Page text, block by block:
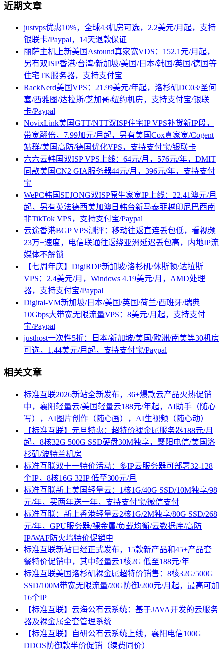
近期文章
justvps优惠10%，全球43机房可选，2.2美元/月起，支持
银联卡/Paypal，14天退款保证
丽萨主机上新美国Astound真家宽VDS：152.1元/月起，
另有双ISP香港/台湾/新加坡/美国/日本/韩国/英国/德国等
住宅TK服务器，支持支付宝
RackNerd美国VPS：21.99美元/年起，洛杉矶DC03/圣何
塞/西雅图/达拉斯/芝加哥/纽约机房，支持支付宝/银联
卡/Paypal
NovixLink美国GTT/NTT双ISP住宅IP VPS补货新IP段，
带宽翻倍，7.99加元/月起，另有美国Cox真家宽/Cogent
站群/美国高防/德国优化VPS，支持支付宝/银联卡
六六云韩国双ISP VPS上线：64元/月，576元/年，DMIT
同款美国CN2 GIA服务器44元/月，396元/年，支持支付
宝
WePC韩国SEJONG双ISP原生家宽IP上线：22.41澳元/月
起，另有英法德西美加澳日韩台新马泰菲越印尼巴西南
非TikTok VPS，支持支付宝/Paypal
云途香港BGP VPS测评：移动往返直连丢包低，看视频
23万+速度，电信联通往返绕亚洲延迟丢包高，内地IP流
媒体不解锁
【七周年庆】DigiRDP新加坡/洛杉矶/休斯顿/达拉斯
VPS：2.4美元/月，Windows 4.19美元/月，AMD处理
器，支持支付宝/Paypal
Digital-VM新加坡/日本/美国/英国/荷兰/西班牙/瑞典
10Gbps大带宽无限流量VPS：8美元/月起，支持支付
宝/Paypal
justhost一次性5折：日本/新加坡/美国/欧洲/南美等30机房
可选，1.44美元/月起，支持支付宝/Paypal
相关文章
标准互联2026新站全新发布，36+爆款云产品火热促销
中，襄阳轻量云/美国轻量云188元/年起，AI助手（随心
写），AI图片创作（随心画），AI生视频（随心动）
【标准互联】元旦特惠：超特价裸金属服务器188元/月
起，8核32G 500G SSD硬盘30M独享，襄阳电信/美国洛
杉矶/波特兰机房
标准互联双十一特价活动：多IP云服务器可部署32-128
个IP，8核16G 32IP 低至300元/月
标准互联新上美国轻量云：1核1G/40G SSD/10M独享/98
元/年，买两年送一年，支持支付宝/微信支付
标准互联：新上香港轻量云2核1G/2M独享/80G SSD/268
元/年，GPU服务器/裸金属/负载均衡/云数据库/高防
IP/WAF防火墙特价促销中
标准互联新站已经正式发布，15款新产品和45+产品套
餐特价促销中，其中轻量云1核2G 低至188元/年
标准互联美国洛杉矶裸金属超特价销售：8核32G/500G
SSD/100M带宽无限流量/20G防御/200元/月起，最高可加
16个IP
【标准互联】云海公有云系统：基于JAVA开发的云服务
器及裸金属全套管理系统
【标准互联】自研公有云系统上线，襄阳电信100G
DDOS防御款半价促销（续费同价）